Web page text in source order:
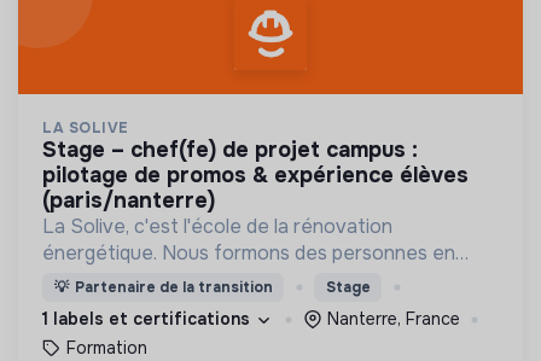
LA SOLIVE
stage – chef(fe) de projet campus :
pilotage de promos & expérience élèves
(paris/nanterre)
La Solive, c'est l'école de la rénovation
énergétique. Nous formons des personnes en
reconversion aux métiers de la rénovation
énergétique : chefs de projet, installateurs de
pompe à chaleur, etc.
💡 Partenaire de la transition Stage
1 labels et certifications
Nanterre, France
Formation